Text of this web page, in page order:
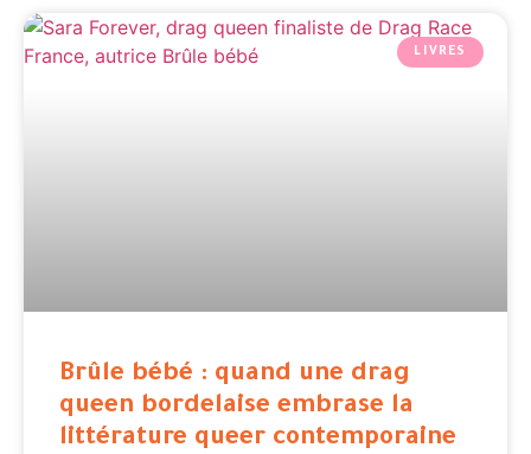
LIVRES
Brûle bébé : quand une drag
queen bordelaise embrase la
littérature queer contemporaine